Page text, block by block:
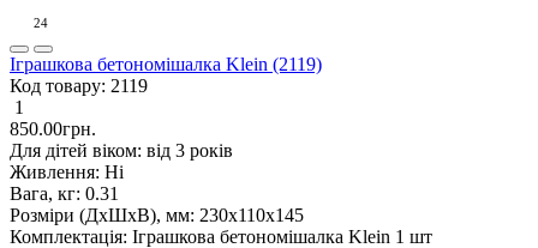
24
Іграшкова бетономішалка Klein (2119)
Код товару: 2119
1
850.00грн.
Для дітей віком: від 3 років
Живлення: Ні
Вага, кг: 0.31
Розміри (ДxШxВ), мм: 230х110х145
Комплектація: Іграшкова бетономішалка Klein 1 шт